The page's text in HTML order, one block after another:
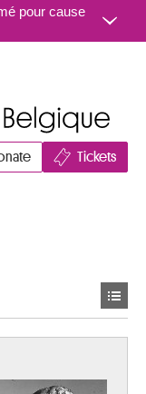
pour cause
Tickets